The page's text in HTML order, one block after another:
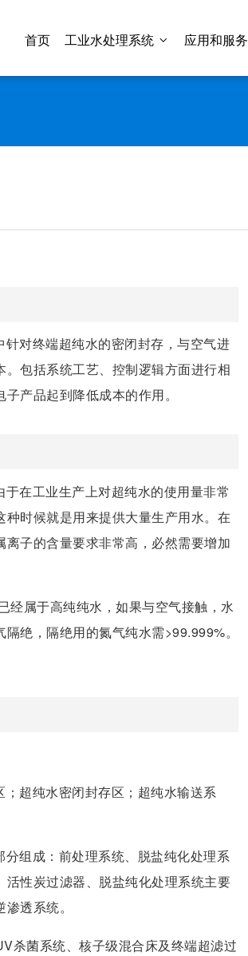
首页 工业水处理系统 应用和服务
对终端超纯水的密闭封存，与空气进
包括系统工艺、控制逻辑方面进行相
产品起到降低成本的作用。
在工业生产上对超纯水的使用量非常
时候就是用来提供大量生产用水。在
子的含量要求非常高，必然需要增加
经属于高纯纯水，如果与空气接触，水
绝，隔绝用的氮气纯水需>99.999%。
超纯水密闭封存区；超纯水输送系
组成：前处理系统、脱盐纯化处理系
性炭过滤器、脱盐纯化处理系统主要
透系统。
杀菌系统、核子级混合床及终端超滤过